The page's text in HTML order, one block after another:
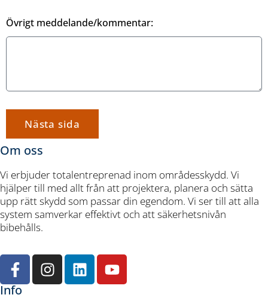
Övrigt meddelande/kommentar:
Nästa sida
Om oss
Vi erbjuder totalentreprenad inom områdesskydd. Vi
hjälper till med allt från att projektera, planera och sätta
upp rätt skydd som passar din egendom. Vi ser till att alla
system samverkar effektivt och att säkerhetsnivån
bibehålls.
Info